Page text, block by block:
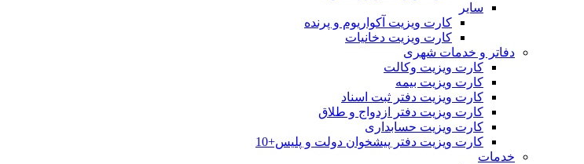
سایر
کارت ویزیت آکواریوم و پرنده
کارت ویزیت دخانیات
دفاتر و خدمات شهری
کارت ویزیت وکالت
کارت ویزیت بیمه
کارت ویزیت دفتر ثبت اسناد
کارت ویزیت دفتر ازدواج و طلاق
کارت ویزیت حسابداری
کارت ویزیت دفتر پیشخوان دولت و پلیس+10
خدمات